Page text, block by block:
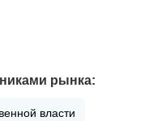
рынка:
власти